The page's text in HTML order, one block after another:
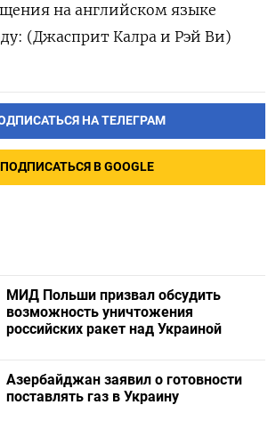
на английском языке
(Джасприт Калра и Рэй Ви)
НА ТЕЛЕГРАМ
ПОДПИСАТЬСЯ В GOOGLE
МИД Польши призвал обсудить
возможность уничтожения
российских ракет над Украиной
Азербайджан заявил о готовности
поставлять газ в Украину